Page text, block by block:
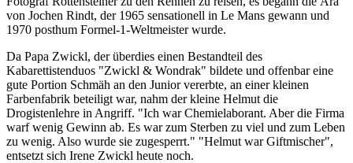
von Jochen Rindt, der 1965 sensationell in Le Mans gewann und
1970 posthum Formel-1-Weltmeister wurde.
Da Papa Zwickl, der überdies einen Bestandteil des
Kabarettistenduos "Zwickl & Wondrak" bildete und offenbar eine
gute Portion Schmäh an den Junior vererbte, an einer kleinen
Farbenfabrik beteiligt war, nahm der kleine Helmut die
Drogistenlehre in Angriff. "Ich war Chemielaborant. Aber die Firma
warf wenig Gewinn ab. Es war zum Sterben zu viel und zum Leben
zu wenig. Also wurde sie zugesperrt." "Helmut war Giftmischer",
entsetzt sich Irene Zwickl heute noch.